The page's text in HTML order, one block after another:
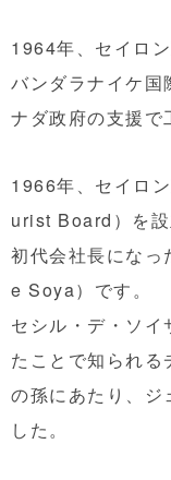
1964年、セイロ
バンダラナイケ国
ナダ政府の支援で
1966年、セイロ
urist Board）を設
初代会社長にな
e Soya）です。
セシル・デ・ソ
たことで知られ
の孫にあたり、ジ
した。